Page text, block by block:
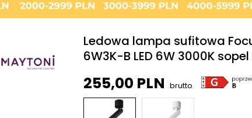
Ledowa lampa sufitowa
6W3K-B LED 6W 3000K
255,00 PLN brutto